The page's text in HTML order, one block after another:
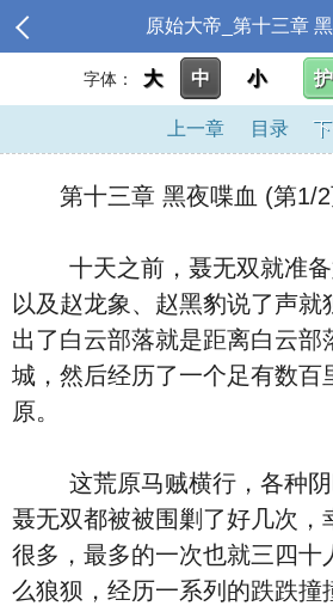
原始大帝_第十三章
字体： 大 中 小
上一章 目录
第十三章 黑夜喋血 (第1/2
十天之前，聂无双就准备
以及赵龙象、赵黑豹说了声就
出了白云部落就是距离白云部
城，然后经历了一个足有数百
原。
这荒原马贼横行，各种阴
聂无双都被被围剿了好几次，
很多，最多的一次也就三四十
么狼狈，经历一系列的跌跌撞